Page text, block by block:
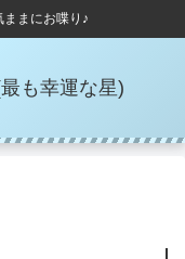
まにお喋り♪
も幸運な星)